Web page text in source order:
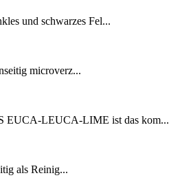
und schwarzes Fel...
microverz...
EUCA-LEUCA-LIME ist das kom...
als Reinig...